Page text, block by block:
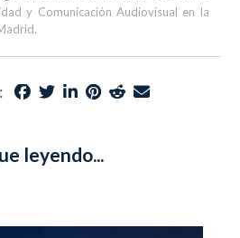
y Comunicación Audiovisual en la
leyendo...